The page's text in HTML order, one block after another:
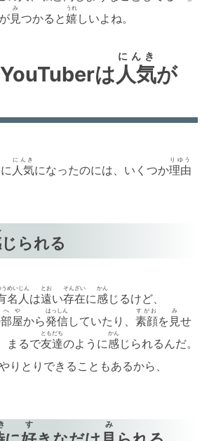
が見
み
つかると嬉
うれ
しいよね。
は人気
にんき
が
人気
にんき
になったのには、いくつか理由
りゆう
じられる
名人
うめいじん
は遠
とお
い存在
そんざい
に感
かん
じるけど、
部屋
へや
から発信
はっしん
していたり、 素顔
すがお
を 見
み
せ
まるで友達
ともだち
のように感
かん
じられるんだ。
りとりできることもあるから、
す み